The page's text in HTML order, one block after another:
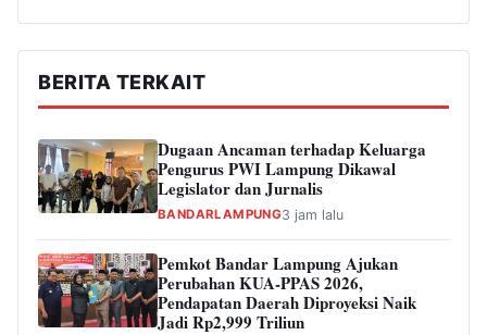
BERITA TERKAIT
Dugaan Ancaman terhadap Keluarga
Pengurus PWI Lampung Dikawal
Legislator dan Jurnalis
BANDARLAMPUNG3 jam lalu
Pemkot Bandar Lampung Ajukan
Perubahan KUA-PPAS 2026,
Pendapatan Daerah Diproyeksi Naik
Jadi Rp2,999 Triliun